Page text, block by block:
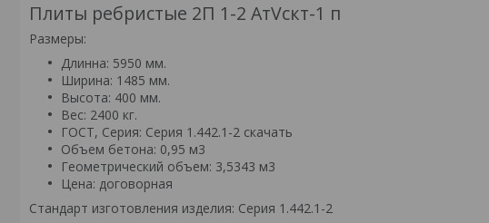
Плиты ребристые 2П 1-2 АтVскт-1 п
Размеры:
Длинна: 5950 мм.
Ширина: 1485 мм.
Высота: 400 мм.
Вес: 2400 кг.
ГОСТ, Серия: Серия 1.442.1-2 скачать
Объем бетона: 0,95 м3
Геометрический объем: 3,5343 м3
Цена: договорная
Стандарт изготовления изделия: Серия 1.442.1-2